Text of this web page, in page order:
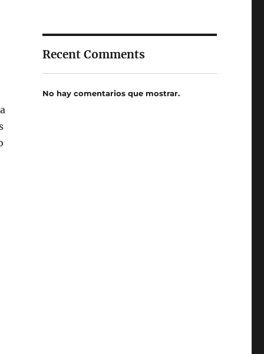
Recent Comments
No hay comentarios que mostrar.